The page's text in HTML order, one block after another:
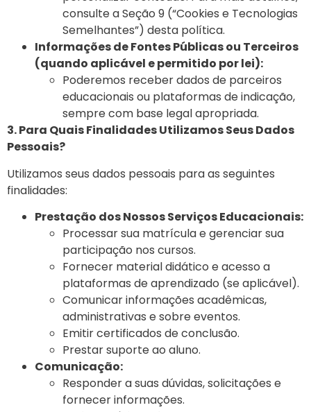
consulte a Seção 9 (“Cookies e Tecnologias
Semelhantes”) desta política.
Informações de Fontes Públicas ou Terceiros
(quando aplicável e permitido por lei):
Poderemos receber dados de parceiros
educacionais ou plataformas de indicação,
sempre com base legal apropriada.
3. Para Quais Finalidades Utilizamos Seus Dados
Pessoais?
Utilizamos seus dados pessoais para as seguintes
finalidades:
Prestação dos Nossos Serviços Educacionais:
Processar sua matrícula e gerenciar sua
participação nos cursos.
Fornecer material didático e acesso a
plataformas de aprendizado (se aplicável).
Comunicar informações acadêmicas,
administrativas e sobre eventos.
Emitir certificados de conclusão.
Prestar suporte ao aluno.
Comunicação:
Responder a suas dúvidas, solicitações e
fornecer informações.